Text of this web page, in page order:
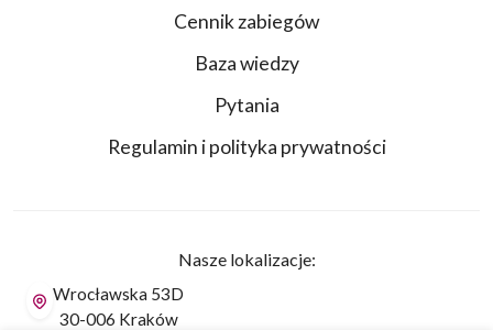
Cennik zabiegów
Baza wiedzy
Pytania
Regulamin i polityka prywatności
Nasze lokalizacje:
Wrocławska 53D
30-006 Kraków